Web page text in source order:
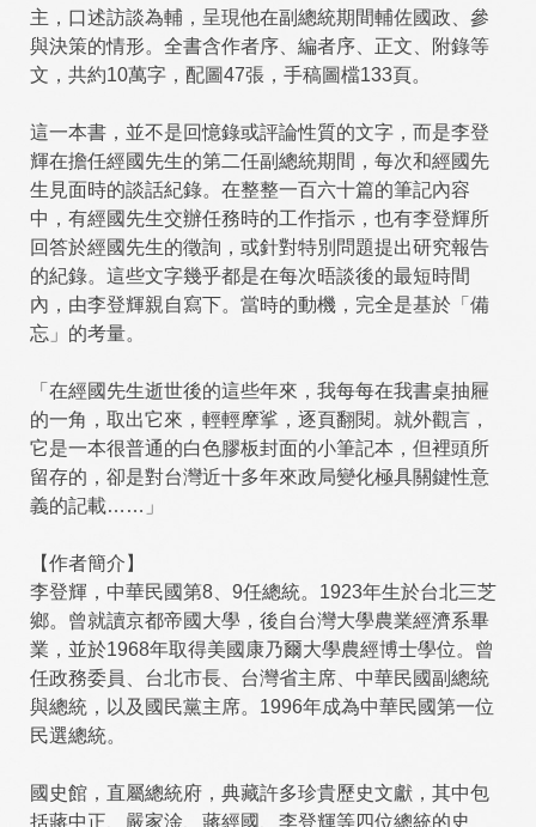
主，口述訪談為輔，呈現他在副總統期間輔佐國政、參
與決策的情形。全書含作者序、編者序、正文、附錄等
文，共約10萬字，配圖47張，手稿圖檔133頁。
這一本書，並不是回憶錄或評論性質的文字，而是李登
輝在擔任經國先生的第二任副總統期間，每次和經國先
生見面時的談話紀錄。在整整一百六十篇的筆記內容
中，有經國先生交辦任務時的工作指示，也有李登輝所
回答於經國先生的徵詢，或針對特別問題提出研究報告
的紀錄。這些文字幾乎都是在每次晤談後的最短時間
內，由李登輝親自寫下。當時的動機，完全是基於「備
忘」的考量。
「在經國先生逝世後的這些年來，我每每在我書桌抽屜
的一角，取出它來，輕輕摩挲，逐頁翻閱。就外觀言，
它是一本很普通的白色膠板封面的小筆記本，但裡頭所
留存的，卻是對台灣近十多年來政局變化極具關鍵性意
義的記載……」
【作者簡介】
李登輝，中華民國第8、9任總統。1923年生於台北三芝
鄉。曾就讀京都帝國大學，後自台灣大學農業經濟系畢
業，並於1968年取得美國康乃爾大學農經博士學位。曾
任政務委員、台北市長、台灣省主席、中華民國副總統
與總統，以及國民黨主席。1996年成為中華民國第一位
民選總統。
國史館，直屬總統府，典藏許多珍貴歷史文獻，其中包
括蔣中正、嚴家淦、蔣經國、李登輝等四位總統的史